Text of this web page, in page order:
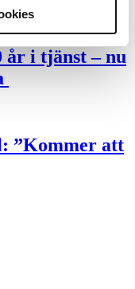
år i tjänst – nu
”Kommer att